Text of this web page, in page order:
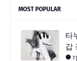
MOST POPULAR
타
갑
7